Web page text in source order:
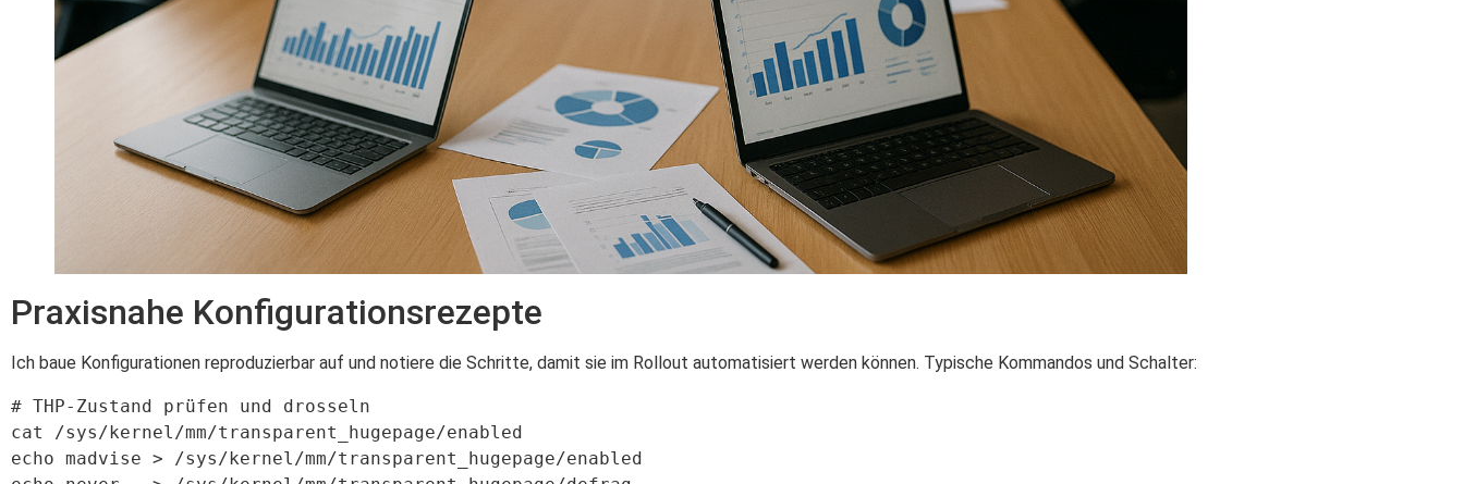
Praxisnahe Konfigurationsrezepte
Ich baue Konfigurationen reproduzierbar auf und notiere die Schritte, damit sie im Rollout automatisiert werden können. Typische Kommandos und Schalter:
# THP-Zustand prüfen und drosseln
cat /sys/kernel/mm/transparent_hugepage/enabled
echo madvise > /sys/kernel/mm/transparent_hugepage/enabled